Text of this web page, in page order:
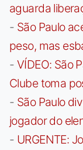
aguarda
- São Paulo
peso, mas
- VÍDEO: São
Clube toma
- São Paulo
jogador do
- URGENTE: